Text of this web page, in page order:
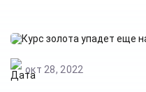
окт 28, 2022